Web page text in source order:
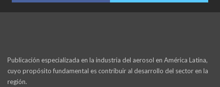
Publicación especializada en la industria del aerosol en América Latina,
cuyo propósito fundamental es contribuir al desarrollo del sector en la
región.